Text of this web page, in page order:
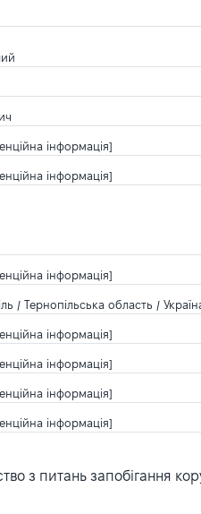
інформація]
інформація]
інформація]
/ Тернопільська область /
інформація]
інформація]
інформація]
інформація]
з питань запобігання